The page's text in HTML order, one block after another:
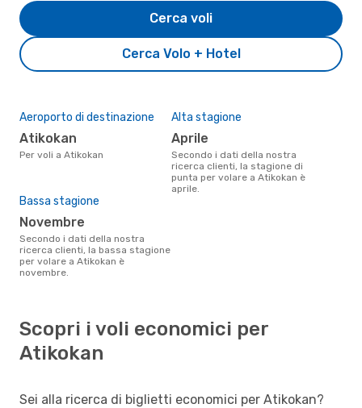
Cerca Volo + Hotel
Cerca voli
Aeroporto di destinazione
Atikokan
Per voli a Atikokan
Alta stagione
aprile
Secondo i dati della nostra
ricerca clienti, la stagione di
punta per volare a Atikokan è
aprile.
Bassa stagione
novembre
Secondo i dati della nostra
ricerca clienti, la bassa stagione
per volare a Atikokan è
novembre.
Scopri i voli economici per
Atikokan
Sei alla ricerca di biglietti economici per Atikokan?